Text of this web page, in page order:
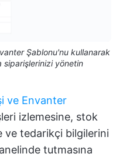
Şablonu'nu kullanarak
siparişlerinizi yönetin
ve Envanter
izlemesine, stok
ve tedarikçi bilgilerini
tutmasına